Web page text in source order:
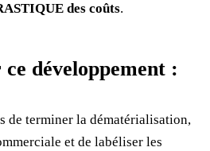
des coûts.
développement :
de terminer la dématérialisation,
et de labéliser les